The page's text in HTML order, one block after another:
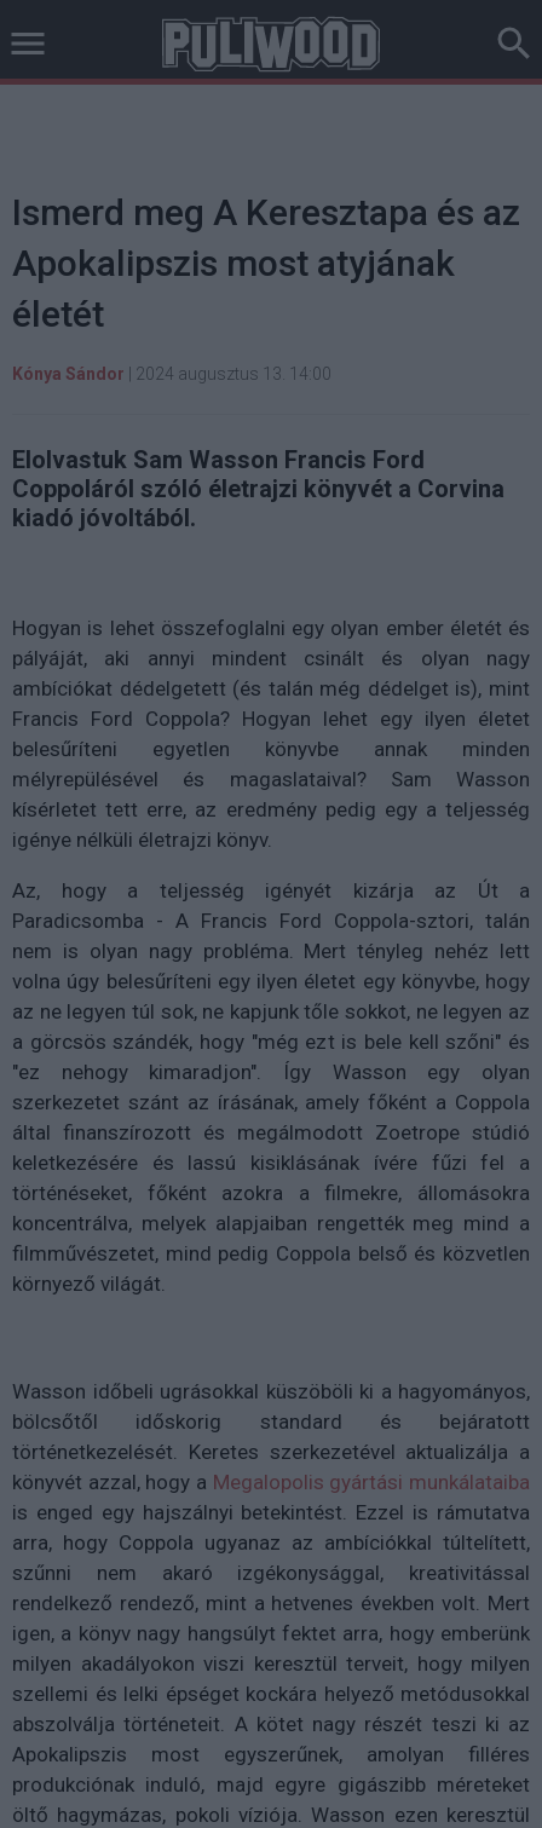
Ismerd meg A Keresztapa és az
Apokalipszis most atyjának
életét
Kónya Sándor 2024 augusztus 13. 14:00
Elolvastuk Sam Wasson Francis Ford
Coppoláról szóló életrajzi könyvét a Corvina
kiadó jóvoltából.
Hogyan is lehet összefoglalni egy olyan ember életét és
pályáját, aki annyi mindent csinált és olyan nagy
ambíciókat dédelgetett (és talán még dédelget is), mint
Francis Ford Coppola? Hogyan lehet egy ilyen életet
belesűríteni egyetlen könyvbe annak minden
mélyrepülésével és magaslataival? Sam Wasson
kísérletet tett erre, az eredmény pedig egy a teljesség
igénye nélküli életrajzi könyv.
Az, hogy a teljesség igényét kizárja az Út a
Paradicsomba - A Francis Ford Coppola-sztori, talán
nem is olyan nagy probléma. Mert tényleg nehéz lett
volna úgy belesűríteni egy ilyen életet egy könyvbe, hogy
az ne legyen túl sok, ne kapjunk tőle sokkot, ne legyen az
a görcsös szándék, hogy "még ezt is bele kell szőni" és
"ez nehogy kimaradjon". Így Wasson egy olyan
szerkezetet szánt az írásának, amely főként a Coppola
által finanszírozott és megálmodott Zoetrope stúdió
keletkezésére és lassú kisiklásának ívére fűzi fel a
történéseket, főként azokra a filmekre, állomásokra
koncentrálva, melyek alapjaiban rengették meg mind a
filmművészetet, mind pedig Coppola belső és közvetlen
környező világát.
Wasson időbeli ugrásokkal küszöböli ki a hagyományos,
bölcsőtől időskorig standard és bejáratott
történetkezelését. Keretes szerkezetével aktualizálja a
könyvét azzal, hogy a Megalopolis gyártási munkálataiba
is enged egy hajszálnyi betekintést. Ezzel is rámutatva
arra, hogy Coppola ugyanaz az ambíciókkal túltelített,
szűnni nem akaró izgékonysággal, kreativitással
rendelkező rendező, mint a hetvenes években volt. Mert
igen, a könyv nagy hangsúlyt fektet arra, hogy emberünk
milyen akadályokon viszi keresztül terveit, hogy milyen
szellemi és lelki épséget kockára helyező metódusokkal
abszolválja történeteit. A kötet nagy részét teszi ki az
Apokalipszis most egyszerűnek, amolyan filléres
produkciónak induló, majd egyre gigászibb méreteket
öltő hagymázas, pokoli víziója. Wasson ezen keresztül